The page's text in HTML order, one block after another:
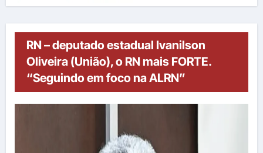
RN – deputado estadual Ivanilson
Oliveira (União), o RN mais FORTE.
“Seguindo em foco na ALRN”